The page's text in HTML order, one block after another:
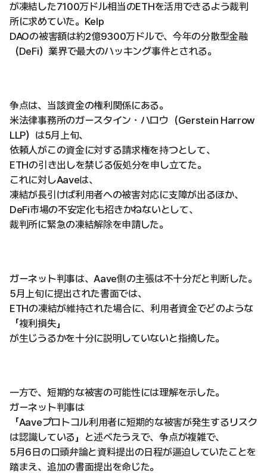
が凍結した7100万ドル相当のETHを活用できるよう裁判
所に求めていた。Kelp
DAOの被害額は約2億9300万ドルで、今年の分散型金融
（DeFi）業界で最大のハッキング事件とされる。
争点は、当該資金の権利関係にある。
米法律事務所のガースタイン・ハロウ（Gerstein Harrow
LLP）は5月上旬、
依頼人がこの資金に対する請求権を持つとして、
ETHの引き出しを禁じる仮処分を申し立てた。
これに対しAaveは、
凍結が長引けば利用者への被害対応に支障が出るほか、
DeFi市場の不安定化も招きかねないとして、
裁判所に緊急の凍結解除を申請した。
ガーネット判事は、Aave側の主張は不十分だと判断した。
5月上旬に提出された書面では、
ETHの凍結が維持された場合に、利用者資金でどのような
「複利損失」
が生じうるかを十分に説明していないと指摘した。
一方で、短期的な被害の可能性には理解を示した。
ガーネット判事は
「Aaveプロトコル利用者に短期的な被害が発生するリスク
は認識している」と述べたうえで、争点が複雑で、
5月6日の口頭弁論と資料提出の日程が逼迫していたことを
踏まえ、追加の書面提出を命じた。